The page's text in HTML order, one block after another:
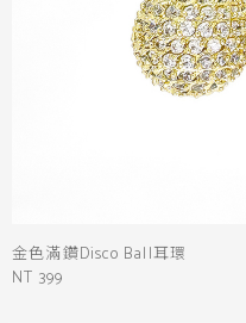
金色滿鑽Disco Ball耳環
NT 399